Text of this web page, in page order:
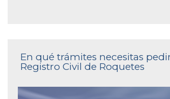
En qué trámites necesitas
Registro Civil de Roquetes